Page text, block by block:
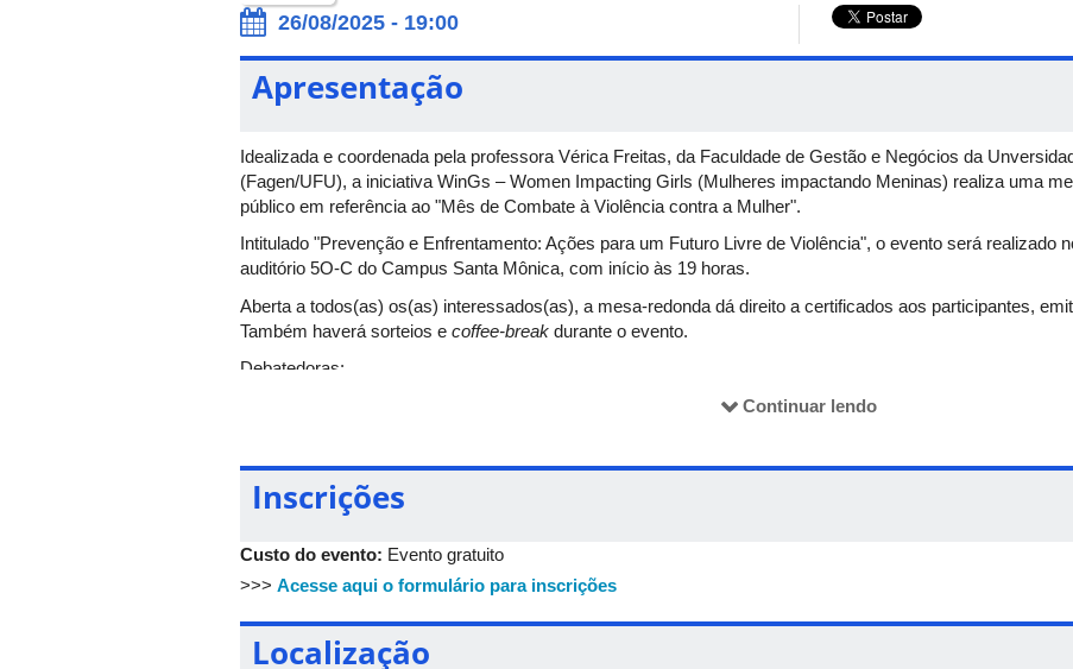
26/08/2025 - 19:00
Apresentação
Idealizada e coordenada pela professora Vérica Freitas, da Faculdade de Gestão e Negócios da
(Fagen/UFU), a iniciativa WinGs – Women Impacting Girls (Mulheres impactando Meninas) realiza uma
público em referência ao "Mês de Combate à Violência contra a Mulher".
Intitulado "Prevenção e Enfrentamento: Ações para um Futuro Livre de Violência", o evento será realizado
auditório 5O-C do Campus Santa Mônica, com início às 19 horas.
Aberta a todos(as) os(as) interessados(as), a mesa-redonda dá direito a certificados aos participantes,
Também haverá sorteios e coffee-break durante o evento.
Debatedoras:
Ivete Almeida, professora do Instituto de História da UFU e pesquisadora do NEAB-UFU;
Cláudia Guerra, professora na Unipac Uberlândia, doutora em História e membro da SOS Mulheres,
Mulheres e do Núcleo Estudos de Gênero da UFU.
Sobre o projeto
meninas e mulheres em Tecnologia, Engenharia e Ciências. Para saber mais sobre a WinGs, acesse o
Continuar lendo
Inscrições
Custo do evento: Evento gratuito
>>> Acesse aqui o formulário para inscrições
Localização